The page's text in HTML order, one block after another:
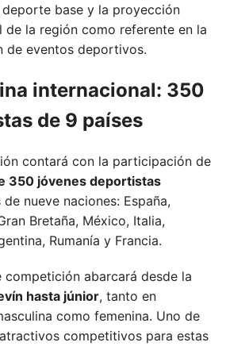
base y la proyección
de la región como referente en la
de eventos deportivos.
internacional: 350
de 9 países
contará con la participación de
350 jóvenes deportistas
nueve naciones: España,
Bretaña, México, Italia,
Rumanía y Francia.
competición abarcará desde la
hasta júnior, tanto en
como femenina. Uno de
competitivos para estas